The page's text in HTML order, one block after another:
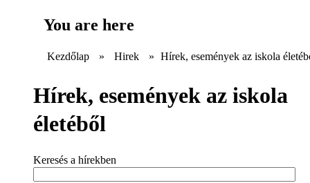
You are here
Kezdőlap » Hirek » Hírek, események az iskola
Hírek, események az iskola
életéből
Keresés a hírekben